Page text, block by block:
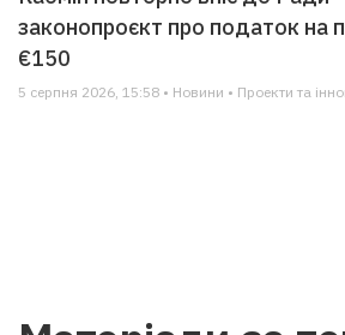
законопроєкт про податок на
€150
5 серпня 2026, 15:58 • Новини • Проекти та